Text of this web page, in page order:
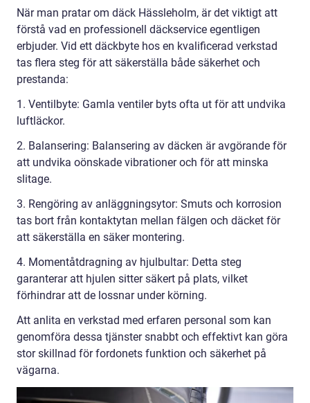
När man pratar om däck Hässleholm, är det viktigt att
förstå vad en professionell däckservice egentligen
erbjuder. Vid ett däckbyte hos en kvalificerad verkstad
tas flera steg för att säkerställa både säkerhet och
prestanda:
1. Ventilbyte: Gamla ventiler byts ofta ut för att undvika
luftläckor.
2. Balansering: Balansering av däcken är avgörande för
att undvika oönskade vibrationer och för att minska
slitage.
3. Rengöring av anläggningsytor: Smuts och korrosion
tas bort från kontaktytan mellan fälgen och däcket för
att säkerställa en säker montering.
4. Momentåtdragning av hjulbultar: Detta steg
garanterar att hjulen sitter säkert på plats, vilket
förhindrar att de lossnar under körning.
Att anlita en verkstad med erfaren personal som kan
genomföra dessa tjänster snabbt och effektivt kan göra
stor skillnad för fordonets funktion och säkerhet på
vägarna.